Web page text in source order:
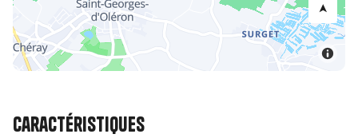
Caractéristiques